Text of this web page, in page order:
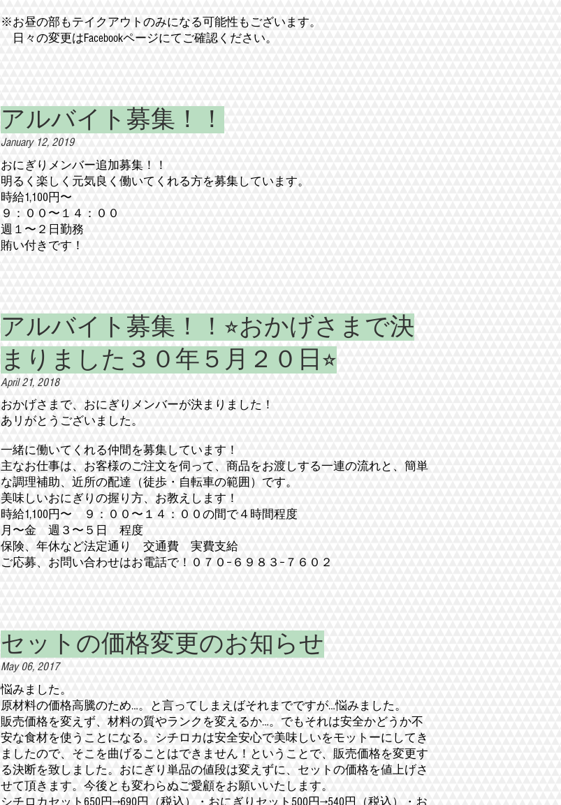
※お昼の部もテイクアウトのみになる可能性もございます。
​ 日々の変更はFacebookページにてご確認ください。
アルバイト募集！！
January 12, 2019
おにぎりメンバー追加募集！！
明るく楽しく元気良く働いてくれる方を募集しています。
時給1,100円〜
９：００〜１４：００
週１〜２日勤務
​賄い付きです！
アルバイト募集！！⭐︎おかげさまで決
まりました３０年５月２０日⭐︎
April 21, 2018
おかげさまで、おにぎりメンバーが決まりました！
​あリがとうございました。
一緒に働いてくれる仲間を募集しています！
主なお仕事は、お客様のご注文を伺って、商品をお渡しする一連の流れと、簡単
な調理補助、近所の配達（徒歩・自転車の範囲）です。
美味しいおにぎりの握り方、お教えします！
時給1,100円〜 ９：００〜１４：００の間で４時間程度
月〜金 週３〜５日 程度
保険、年休など法定通り 交通費 実費支給
​ご応募、お問い合わせはお電話で！０７０−６９８３−７６０２
セットの価格変更のお知らせ
May 06, 2017
悩みました。
原材料の価格高騰のため…。と言ってしまえばそれまでですが…悩みました。
販売価格を変えず、材料の質やランクを変えるか…。でもそれは安全かどうか不
安な食材を使うことになる。シチロカは安全安心で美味しいをモットーにしてき
ましたので、そこを曲げることはできません！ということで、販売価格を変更す
る決断を致しました。おにぎり単品の値段は変えずに、セットの価格を値上げさ
せて頂きます。今後とも変わらぬご愛顧をお願いいたします。
シチロカセット650円→690円（税込）・おにぎりセット500円→540円（税込）・お